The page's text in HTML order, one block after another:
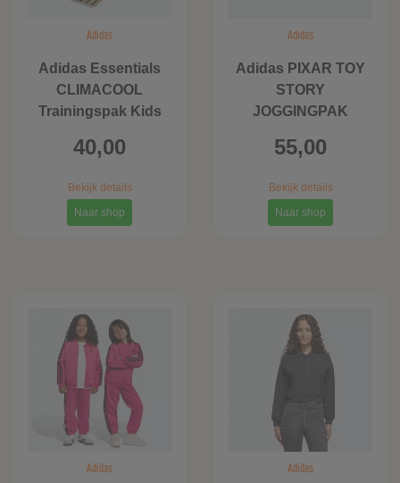
Adidas
Adidas Essentials
CLIMACOOL
Trainingspak Kids
40,00
Bekijk details
Naar shop
Adidas
Adidas PIXAR TOY
STORY
JOGGINGPAK
55,00
Bekijk details
Naar shop
Adidas Adidas